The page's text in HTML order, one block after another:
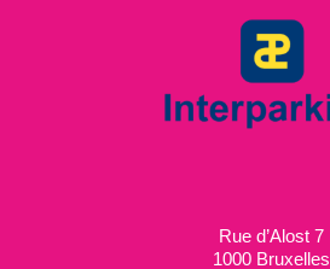
Rue d’Alost 7
1000 Bruxelles